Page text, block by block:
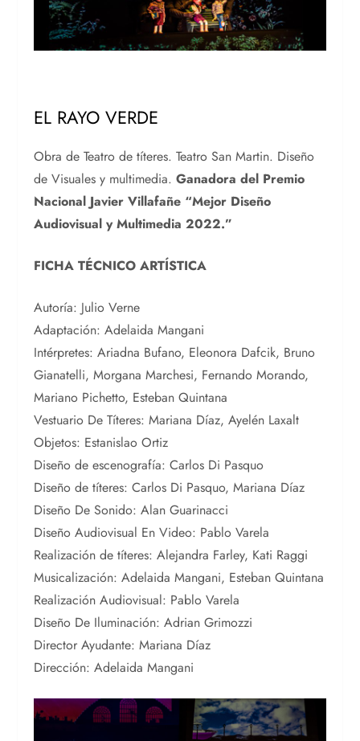
EL RAYO VERDE
Obra de Teatro de títeres. Teatro San Martin. Diseño
de Visuales y multimedia.Ganadora del Premio
Nacional Javier Villafañe “Mejor Diseño
Audiovisual y Multimedia 2022.”
FICHA TÉCNICO ARTÍSTICA
Autoría: Julio Verne
Adaptación: Adelaida Mangani
Intérpretes: Ariadna Bufano, Eleonora Dafcik, Bruno
Gianatelli, Morgana Marchesi, Fernando Morando,
Mariano Pichetto, Esteban Quintana
Vestuario De Títeres: Mariana Díaz, Ayelén Laxalt
Objetos: Estanislao Ortiz
Diseño de escenografía: Carlos Di Pasquo
Diseño de títeres: Carlos Di Pasquo, Mariana Díaz
Diseño De Sonido: Alan Guarinacci
Diseño Audiovisual En Video: Pablo Varela
Realización de títeres: Alejandra Farley, Kati Raggi
Musicalización: Adelaida Mangani, Esteban Quintana
Realización Audiovisual: Pablo Varela
Diseño De Iluminación: Adrian Grimozzi
Director Ayudante: Mariana Díaz
Dirección: Adelaida Mangani